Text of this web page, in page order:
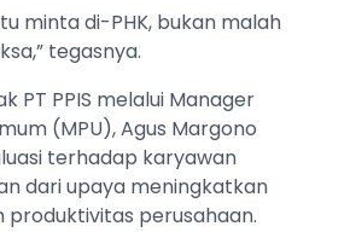
minta di-PHK, bukan malah
tegasnya.
PT PPIS melalui Manager
(MPU), Agus Margono
terhadap karyawan
dari upaya meningkatkan
produktivitas perusahaan.